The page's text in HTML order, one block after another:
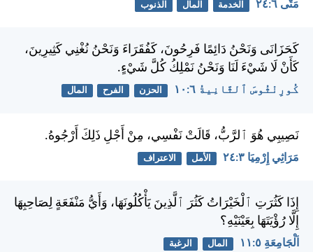
مَتَّى ٦:‏٢٤ الخدمة المال الذنوب
كَحَزَانَى وَنَحْنُ دَائِمًا فَرِحُونَ، كَفُقَرَاءَ وَنَحْنُ نُغْنِي كَثِيرِينَ،
كَأَنْ لَا شَيْءَ لَنَا وَنَحْنُ نَمْلِكُ كُلَّ شَيْءٍ.
كُورِنْثُوسَ ٱلثَّانِيةُ ٦:‏١٠ الحزن الفرح المال
نَصِيبِي هُوَ ٱلرَّبُّ، قَالَتْ نَفْسِي، مِنْ أَجْلِ ذَلِكَ أَرْجُوهُ.
مَرَاثِي إِرْمِيَا ٣:‏٢٤ الأمل الاعتراف
إِذَا كَثُرَتِ ٱلْخَيْرَاتُ كَثُرَ ٱلَّذِينَ يَأْكُلُونَهَا، وَأَيُّ مَنْفَعَةٍ لِصَاحِبِهَا
إِلَّا رُؤْيَتَهَا بِعَيْنَيْهِ؟
اَلْجَامِعَةِ ٥:‏١١ المال الرغبة